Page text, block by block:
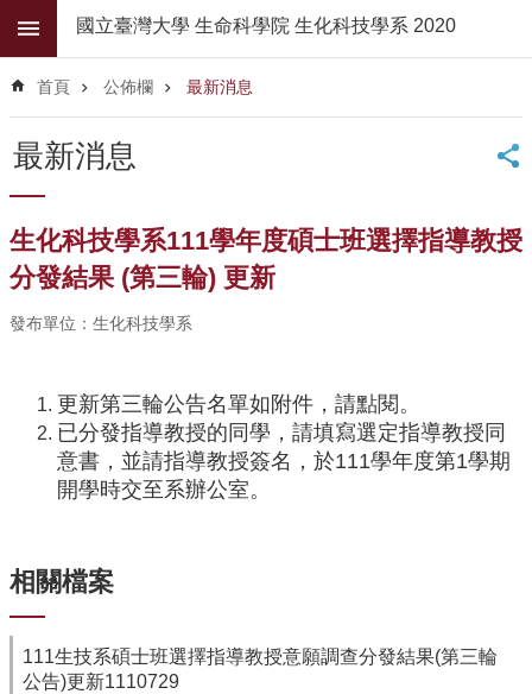
跳到主要內容區塊
階
尋
公
佈
欄
學
系
簡
師
專
大
學
國立臺灣大學 生命科學院 生化科技學系 2020
首頁 公佈欄 最新消息
最新消息
生化科技學系111學年度碩士班選擇指導教授
分發結果 (第三輪) 更新
發布單位：生化科技學系
更新第三輪公告名單如附件，請點閱。
已分發指導教授的同學，請填寫選定指導教授同
意書，並請指導教授簽名，於111學年度第1學期
開學時交至系辦公室。
相關檔案
111生技系碩士班選擇指導教授意願調查分發結果(第三輪
公告)更新1110729